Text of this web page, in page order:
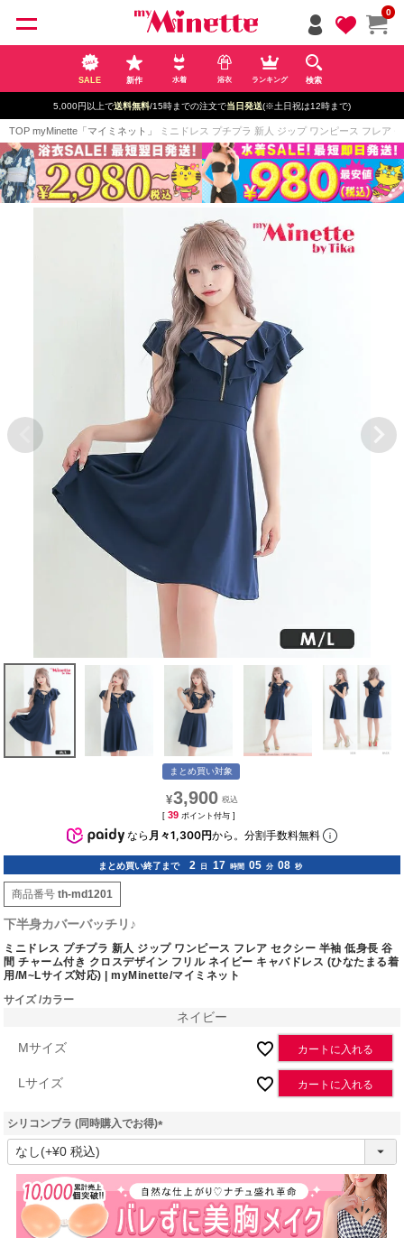
0
SALE 新作 水着 浴衣 ランキング 検索
5,000円以上で送料無料/15時までの注文で当日発送(※土日祝は12時まで)
TOP myMinette「マイミネット」 ミニドレス プチプラ 新人 ジップ ワンピース フレア
まとめ買い対象
¥3,900
[ 39 ポイント付与 ]
なら 月々1,300円から。分割手数料無料
まとめ買い終了まで 2 日 17 時間 05 分 07 秒
商品番号 th-md1201
下半身カバーバッチリ♪
ミニドレス プチプラ 新人 ジップ ワンピース フレア セクシー 半袖 低身長 谷
間 チャーム付き クロスデザイン フリル ネイビー キャバドレス (ひなたまる着
用/M~Lサイズ対応) | myMinette/マイミネット
サイズ カラー
ネイビー
Mサイズ カートに入れる
Lサイズ カートに入れる
シリコンブラ (同時購入でお得)
(
須
)
ペー
ジト
ップ